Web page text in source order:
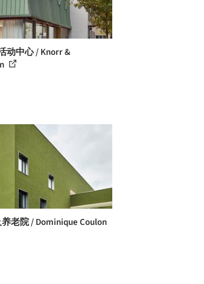
动中心 / Knorr &
老院 / Dominique Coulon